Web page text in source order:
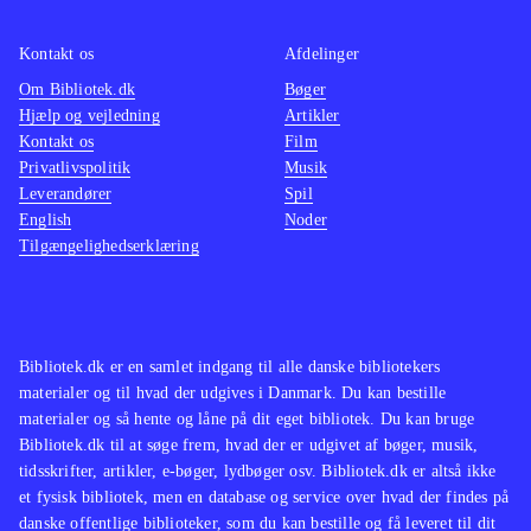
Der er udelukkende mulighed for
singleplayer og ingen onlinefunktion.
Spillet kan gennemføres på 6-7 timer
I opbygning, plot og grafik ligner
spillet andre Springdale-spil som fx
Ud over engene og Over stok og
før. Spillet bidrager ikke med nyt til
genren, men er bestemt et hyggeligt,
om end lidt kortvarigt, bekendtskab.
Bibliotek.dk er en samlet indgang til alle danske bibliotekers
materialer og til hvad der udgives i Danmark. Du kan bestille
materialer og så hente og låne på dit eget bibliotek. Du kan bruge
Bibliotek.dk til at søge frem, hvad der er udgivet af bøger, musik,
tidsskrifter, artikler, e-bøger, lydbøger osv. Bibliotek.dk er altså ikke
et fysisk bibliotek, men en database og service over hvad der findes på
danske offentlige biblioteker, som du kan bestille og få leveret til dit
Kontakt os
Om Bibliotek.dk
Hjælp og vejledning
Kontakt os
Privatlivspolitik
Leverandører
English
Tilgængelighedserklæring
Afdelinger
Bøger
Artikler
Film
Musik
Spil
Noder